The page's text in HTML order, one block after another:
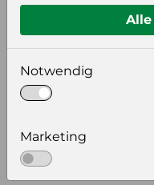
Format auswählen
wählen Sie eine
Bildauflösung
Notwendig
Marketing